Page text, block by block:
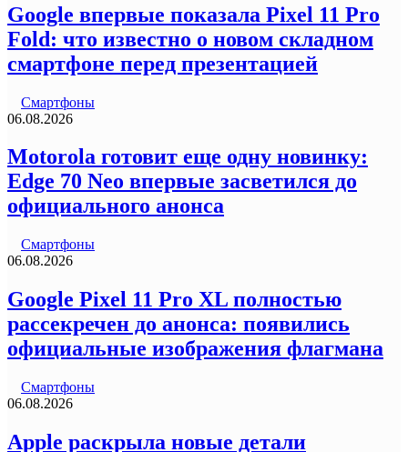
Google впервые показала Pixel 11 Pro
Fold: что известно о новом складном
смартфоне перед презентацией
Смартфоны
06.08.2026
Motorola готовит еще одну новинку:
Edge 70 Neo впервые засветился до
официального анонса
Смартфоны
06.08.2026
Google Pixel 11 Pro XL полностью
рассекречен до анонса: появились
официальные изображения флагмана
Смартфоны
06.08.2026
Apple раскрыла новые детали